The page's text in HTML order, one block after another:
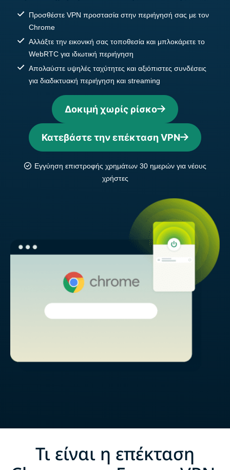
Προσθέστε VPN προστασία στην περιήγησή σας με τον
Chrome
Αλλάξτε την εικονική σας τοποθεσία και μπλοκάρετε το
WebRTC για ιδιωτική περιήγηση
Απολαύστε υψηλές ταχύτητες και αξιόπιστες συνδέσεις
για διαδικτυακή περιήγηση και streaming
Δοκιμή χωρίς ρίσκο
Κατεβάστε την επέκταση VPN
Εγγύηση επιστροφής χρημάτων 30 ημερών για νέους
χρήστες
Τι είναι η επέκταση